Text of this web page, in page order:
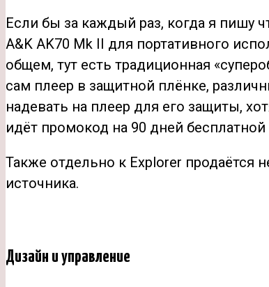
Если бы за каждый раз, когда я пишу
A&K AK70 Mk II для портативного
общем, тут есть традиционная
сам плеер в защитной плёнке,
надевать на плеер для его защиты,
идёт промокод на 90 дней
Также отдельно к Explorer продаётся
источника.
Дизайн и управление